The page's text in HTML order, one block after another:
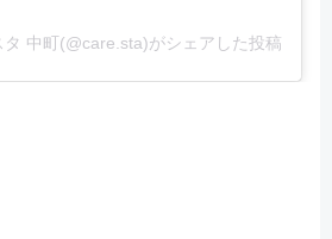
中町(@care.sta)がシェアした投稿